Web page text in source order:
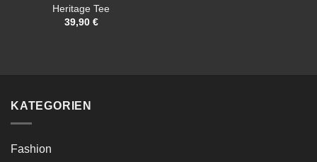
Heritage Tee
39,90 €
KATEGORIEN
Fashion